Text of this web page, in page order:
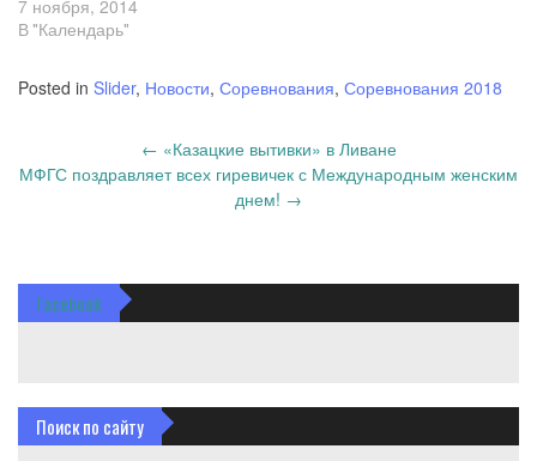
7 ноября, 2014
В "Календарь"
Posted in Slider, Новости, Соревнования, Соревнования 2018
navigation
← «Казацкие вытивки» в Ливане
МФГС поздравляет всех гиревичек с Международным женским
днем! →
Facebook
Поиск по сайту